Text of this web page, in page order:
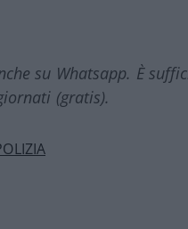
su Whatsapp. È
(gratis).